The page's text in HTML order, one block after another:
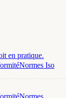
en pratique.
Normes Iso
Normes